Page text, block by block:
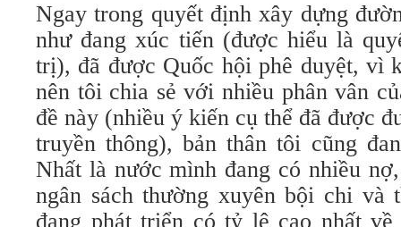
Ngay trong quyết định xây dựng
như đang xúc tiến (được hiểu là
trị), đã được Quốc hội phê duyệt, vì
nên tôi chia sẻ với nhiều phân vân
đề này (nhiều ý kiến cụ thể đã được
truyền thông), bản thân tôi cũng
Nhất là nước mình đang có nhiều
ngân sách thường xuyên bội chi và
đang phát triển có tỷ lệ cao nhất